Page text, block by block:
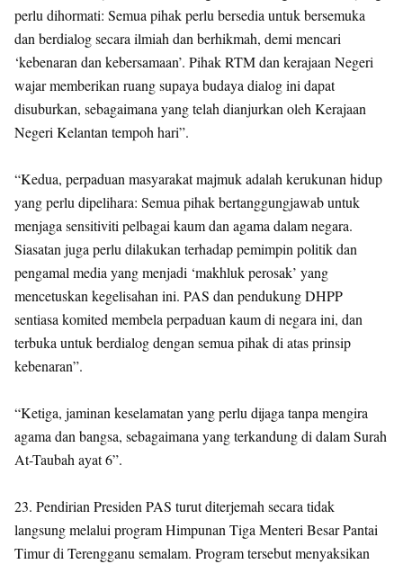
perlu dihormati: Semua pihak perlu bersedia untuk bersemuka
dan berdialog secara ilmiah dan berhikmah, demi mencari
‘kebenaran dan kebersamaan’. Pihak RTM dan kerajaan Negeri
wajar memberikan ruang supaya budaya dialog ini dapat
disuburkan, sebagaimana yang telah dianjurkan oleh Kerajaan
Negeri Kelantan tempoh hari”.
“Kedua, perpaduan masyarakat majmuk adalah kerukunan hidup
yang perlu dipelihara: Semua pihak bertanggungjawab untuk
menjaga sensitiviti pelbagai kaum dan agama dalam negara.
Siasatan juga perlu dilakukan terhadap pemimpin politik dan
pengamal media yang menjadi ‘makhluk perosak’ yang
mencetuskan kegelisahan ini. PAS dan pendukung DHPP
sentiasa komited membela perpaduan kaum di negara ini, dan
terbuka untuk berdialog dengan semua pihak di atas prinsip
kebenaran”.
“Ketiga, jaminan keselamatan yang perlu dijaga tanpa mengira
agama dan bangsa, sebagaimana yang terkandung di dalam Surah
At-Taubah ayat 6”.
23. Pendirian Presiden PAS turut diterjemah secara tidak
langsung melalui program Himpunan Tiga Menteri Besar Pantai
Timur di Terengganu semalam. Program tersebut menyaksikan